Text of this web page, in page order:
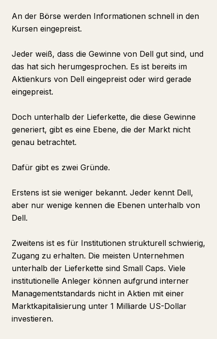
An der Börse werden Informationen schnell in den
Kursen eingepreist.
Jeder weiß, dass die Gewinne von Dell gut sind, und
das hat sich herumgesprochen. Es ist bereits im
Aktienkurs von Dell eingepreist oder wird gerade
eingepreist.
Doch unterhalb der Lieferkette, die diese Gewinne
generiert, gibt es eine Ebene, die der Markt nicht
genau betrachtet.
Dafür gibt es zwei Gründe.
Erstens ist sie weniger bekannt. Jeder kennt Dell,
aber nur wenige kennen die Ebenen unterhalb von
Dell.
Zweitens ist es für Institutionen strukturell schwierig,
Zugang zu erhalten. Die meisten Unternehmen
unterhalb der Lieferkette sind Small Caps. Viele
institutionelle Anleger können aufgrund interner
Managementstandards nicht in Aktien mit einer
Marktkapitalisierung unter 1 Milliarde US-Dollar
investieren.